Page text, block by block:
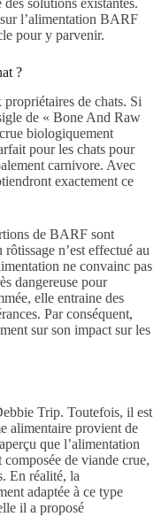
solutions existantes.
l’alimentation BARF
pour y parvenir.
?
de chats. Si
de « Bone And Raw
biologiquement
pour les chats pour
carnivore. Avec
exactement ce
de BARF sont
n’est effectué au
ne convainc pas
dangereuse pour
elle entraine des
Par conséquent,
sur son impact sur les
Trip. Toutefois, il est
alimentaire provient de
que l’alimentation
composée de viande crue,
En réalité, la
adaptée à ce type
il a proposé